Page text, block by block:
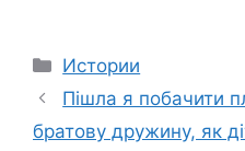
Categories
Истории
Пішла я побачити
братову дружину, як